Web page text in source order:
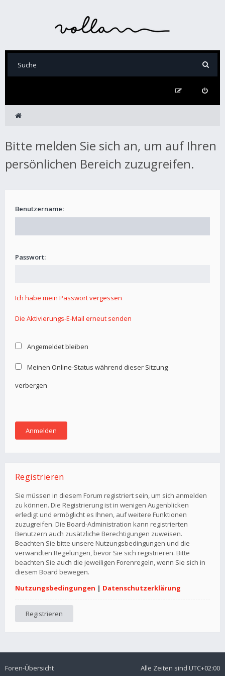
Bitte melden Sie sich an, um auf Ihren
persönlichen Bereich zuzugreifen.
Benutzername:
Passwort:
Ich habe mein Passwort vergessen
Die Aktivierungs-E-Mail erneut senden
Angemeldet bleiben
Meinen Online-Status während dieser Sitzung
verbergen
Registrieren
Sie müssen in diesem Forum registriert sein, um sich anmelden
zu können. Die Registrierung ist in wenigen Augenblicken
erledigt und ermöglicht es Ihnen, auf weitere Funktionen
zuzugreifen. Die Board-Administration kann registrierten
Benutzern auch zusätzliche Berechtigungen zuweisen.
Beachten Sie bitte unsere Nutzungsbedingungen und die
verwandten Regelungen, bevor Sie sich registrieren. Bitte
beachten Sie auch die jeweiligen Forenregeln, wenn Sie sich in
diesem Board bewegen.
Nutzungsbedingungen | Datenschutzerklärung
Registrieren
Foren-Übersicht Alle Zeiten sind UTC+02:00